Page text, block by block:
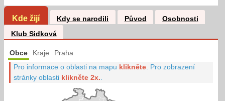
Kde žijí Kdy se narodili Původ
Osobnosti
Klub Sidková
Obce Kraje Praha
Pro informace o oblasti na mapu klikněte Pro zobrazení
stránky oblasti klikněte 2x.